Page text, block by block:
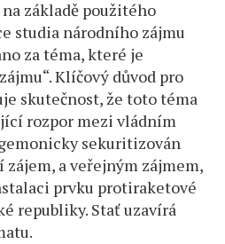
základě použitého
studia národního zájmu
za téma, které je
Klíčový důvod pro
skutečnost, že toto téma
rozpor mezi vládním
sekuritizován
a veřejným zájmem,
prvku protiraketové
republiky. Stať uzavírá